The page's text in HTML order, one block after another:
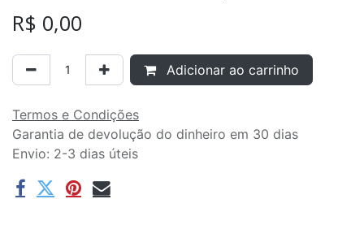
R$ 0,00
Adicionar ao carrinho
Termos e Condições
Garantia de devolução do dinheiro em 30 dias
Envio: 2-3 dias úteis